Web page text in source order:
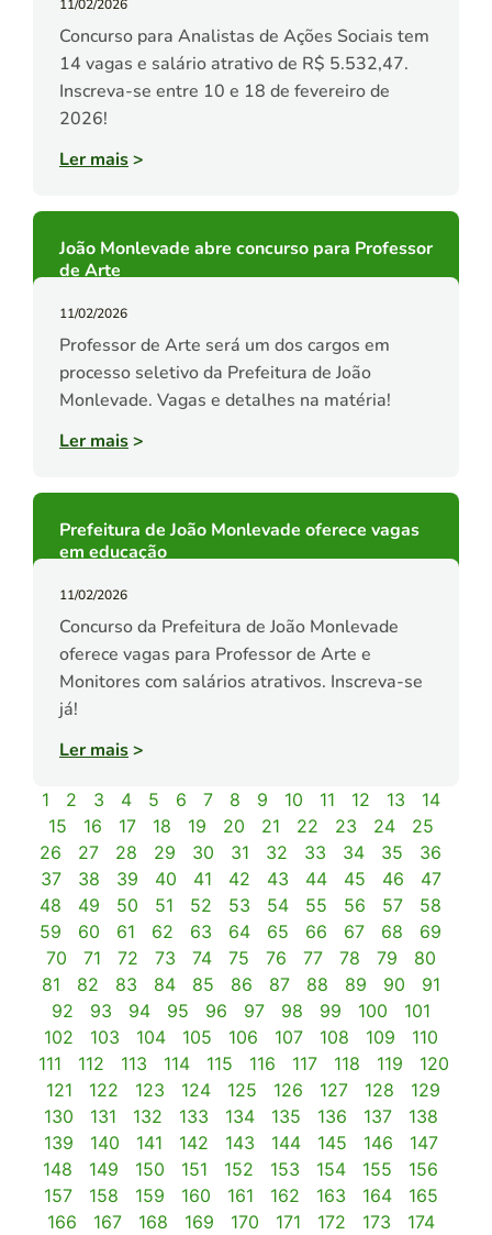
11/02/2026
Concurso para Analistas de Ações Sociais tem
14 vagas e salário atrativo de R$ 5.532,47.
Inscreva-se entre 10 e 18 de fevereiro de
2026!
Ler mais>
João Monlevade abre concurso para Professor
de Arte
11/02/2026
Professor de Arte será um dos cargos em
processo seletivo da Prefeitura de João
Monlevade. Vagas e detalhes na matéria!
Ler mais>
Prefeitura de João Monlevade oferece vagas
em educação
11/02/2026
Concurso da Prefeitura de João Monlevade
oferece vagas para Professor de Arte e
Monitores com salários atrativos. Inscreva-se
já!
Ler mais>
1 2 3 4 5 6 7 8 9 10 11 12 13
14
15
16 17 18 19 20 21 22 23 24
25
26
27 28 29 30 31 32 33 34 35
36
37
38 39 40 41 42 43 44 45 46
47
48
49 50 51 52 53 54 55 56 57
58
59
60 61 62 63 64 65 66 67 68
69
70
71 72 73 74 75 76 77 78 79
80
81
82 83 84 85 86 87 88 89 90
91
92
93 94 95 96 97 98 99 100
101
102
103 104 105 106 107 108 109
110
111
112 113 114 115 116 117 118 119
120
121
122 123 124 125 126 127 128
129
130
131 132 133 134 135 136 137
138
139
140 141 142 143 144 145 146
147
148
149 150 151 152 153 154 155
156
157
158 159 160 161 162 163 164
165
166
167 168 169 170 171 172 173
174